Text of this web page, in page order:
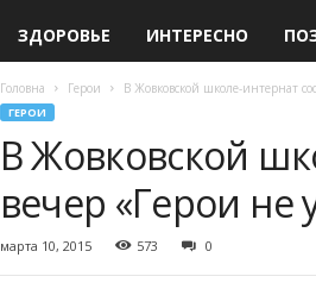
ЗДОРОВЬЕ ИНТЕРЕСНО
Головна Герои В Жовковской школе-интернат
ГЕРОИ
В Жовковской
вечер «Герои не
марта 10, 2015 573 0